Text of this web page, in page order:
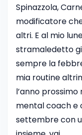
Spinazzola,
modificatore
altri. E al mio
stramaledetto
sempre la
mia routine
l’anno
mental coach e
settembre con